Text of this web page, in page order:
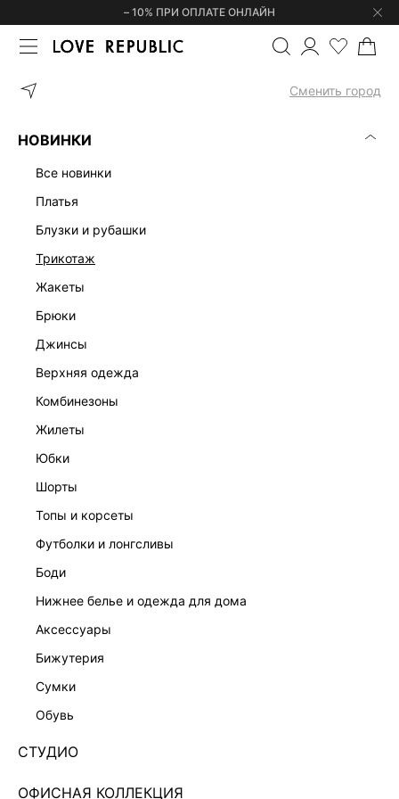
– 10% ПРИ ОПЛАТЕ ОНЛАЙН
Сменить город
НОВИНКИ
все новинки
платья
блузки и рубашки
трикотаж
жакеты
брюки
джинсы
верхняя одежда
комбинезоны
жилеты
юбки
шорты
топы и корсеты
футболки и лонгсливы
боди
нижнее белье и одежда для дома
аксессуары
бижутерия
сумки
обувь
СТУДИО
ОФИСНАЯ КОЛЛЕКЦИЯ
ГЛАВНАЯ ТОП-БАНДО ИЗО
НАТУРАЛЬНЫЙ ЛЕН
ТОП-БАНДО ИЗО ЛЬНА И ВИСКОЗЫ 6254204363-
Нет в наличии